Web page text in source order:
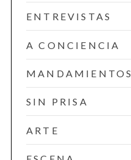
ENTREVISTAS
A CONCIENCIA
MANDAMIENTOS
SIN PRISA
ARTE